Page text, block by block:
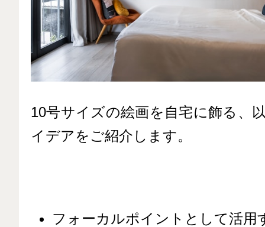
10号サイズの絵画を自宅に飾る、
イデアをご紹介します。
フォーカルポイントとして活用